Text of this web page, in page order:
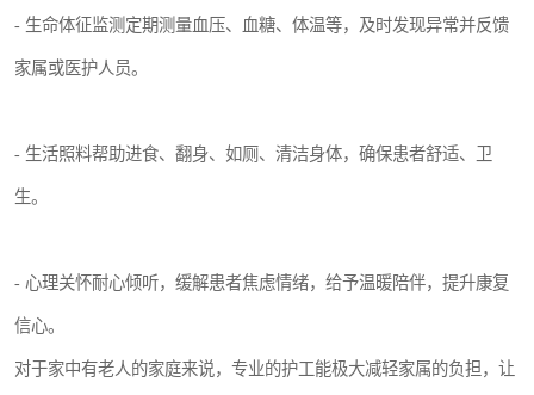
- 生命体征监测定期测量血压、血糖、体温等，及时发现异常并反馈
家属或医护人员。
- 生活照料帮助进食、翻身、如厕、清洁身体，确保患者舒适、卫
生。
- 心理关怀耐心倾听，缓解患者焦虑情绪，给予温暖陪伴，提升康复
信心。
对于家中有老人的家庭来说，专业的护工能极大减轻家属的负担，让